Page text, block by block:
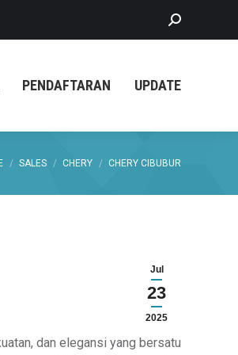
Search:
PENDAFTARAN UPDATE
here:
SALES CHERY CHERY CIBUBUR
Jul
23
2025
dan elegansi yang bersatu